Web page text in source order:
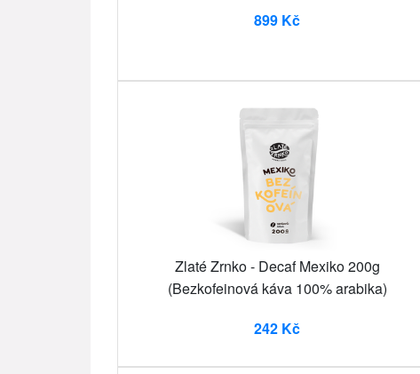
899 Kč
Zlaté Zrnko - Decaf Mexiko 200g
(Bezkofeinová káva 100% arabika)
242 Kč